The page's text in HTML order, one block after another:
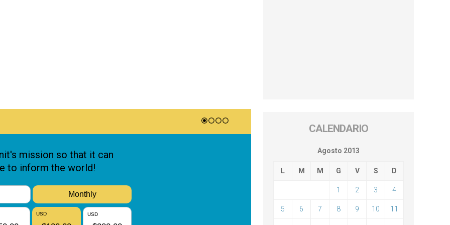
CALENDARIO
Agosto 2013
L M M G V S D
1 2 3 4
5 6 7 8 9 10 11